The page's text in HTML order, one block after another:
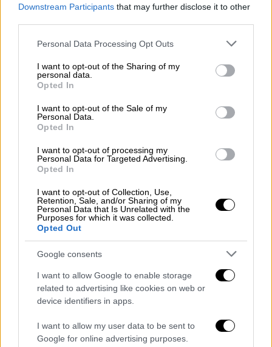
Downstream Participants that may further disclose it to other
Please note that this website/app uses one or more Google
not limited to your visit or usage behaviour. You may click to
grant or deny consent to Google and its third-party tags to
use your data for below specified purposes in below Google
consent section.
Personal Data Processing Opt Outs
I want to opt-out of the Sharing of my
personal data.
Opted In
I want to opt-out of the Sale of my
Personal Data.
Opted In
I want to opt-out of processing my
Personal Data for Targeted Advertising.
Opted In
I want to opt-out of Collection, Use,
Retention, Sale, and/or Sharing of my
Personal Data that Is Unrelated with the
Purposes for which it was collected.
Opted Out
Google consents
I want to allow Google to enable storage
related to advertising like cookies on web or
device identifiers in apps.
I want to allow my user data to be sent to
Google for online advertising purposes.
Live streaming: Ακολουθίες και
λειτουργίες της Εκκλησίας από το
ethnos.gr
Παρακολουθήστε live τις λειτουργίες και
τις ακολουθίες
ΑΛΛΑ #TAGS
Κορονοϊός
lockdown
iPhone
viber
Αργολίδα
ιερέας
τεχνολογία